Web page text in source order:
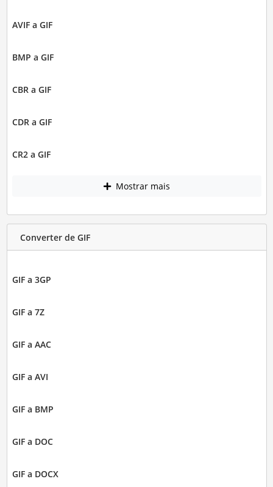
AVIF a GIF
BMP a GIF
CBR a GIF
CDR a GIF
CR2 a GIF
Mostrar mais
Converter de GIF
GIF a 3GP
GIF a 7Z
GIF a AAC
GIF a AVI
GIF a BMP
GIF a DOC
GIF a DOCX